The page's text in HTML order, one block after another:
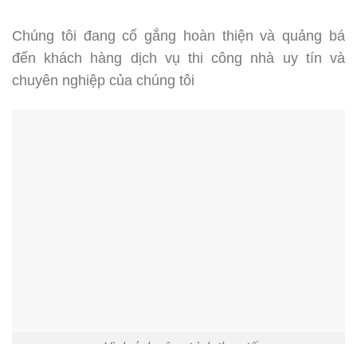
Chúng tôi đang cố gắng hoàn thiện và quảng bá
đến khách hàng dịch vụ thi công nhà uy tín và
chuyên nghiệp của chúng tôi